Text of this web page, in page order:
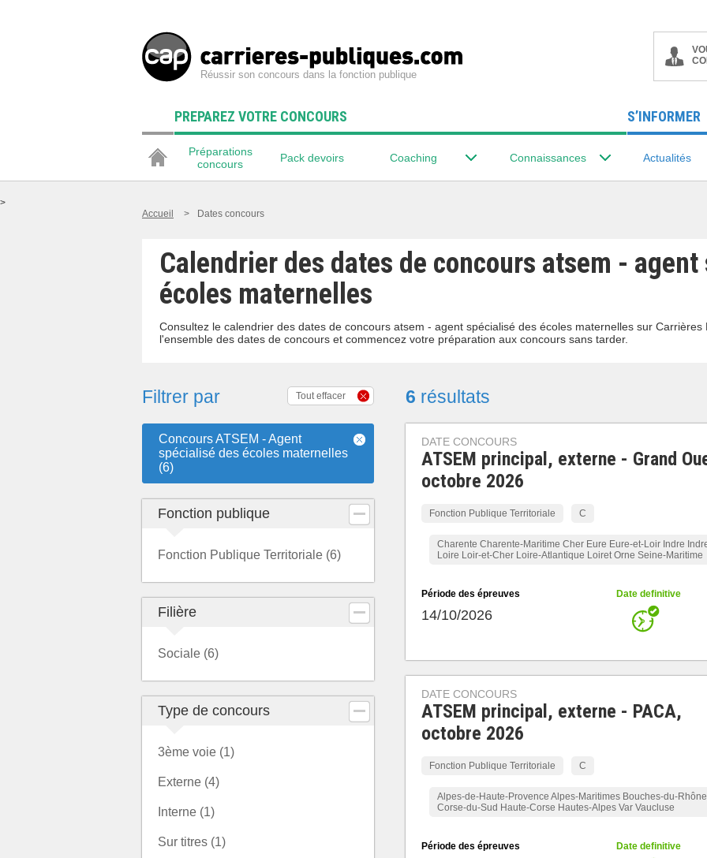
Réussir son concours dans la fonction publique
PREPAREZ VOTRE CONCOURS
Préparations
concours
Pack devoirs Coaching Connaissances
S’INFORMER
Actualités
>
Accueil
> Dates concours
Calendrier des dates de concours atsem -
écoles maternelles
Consultez le calendrier des dates de concours atsem - agent spécialisé des écoles maternelles sur Carrières
l'ensemble des dates de concours et commencez votre préparation aux concours sans tarder.
Filtrer par Tout effacer
Concours ATSEM - Agent
spécialisé des écoles maternelles
(6)
Fonction publique
Fonction Publique Territoriale (6)
Filière
Sociale (6)
Type de concours
3ème voie (1)
Externe (4)
Interne (1)
Sur titres (1)
6 résultats
DATE CONCOURS
ATSEM principal, externe - Grand
octobre 2026
Fonction Publique Territoriale C
Charente Charente-Maritime Cher Eure Eure-et-Loir Indre
Loire Loir-et-Cher Loire-Atlantique Loiret Orne Seine-Maritime
Période des épreuves
14/10/2026
Date definitive
DATE CONCOURS
ATSEM principal, externe - PACA,
octobre 2026
Fonction Publique Territoriale C
Alpes-de-Haute-Provence Alpes-Maritimes Bouches-du-Rhône
Corse-du-Sud Haute-Corse Hautes-Alpes Var Vaucluse
Période des épreuves Date definitive